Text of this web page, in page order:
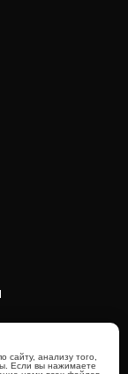
анализу того,
Если вы нажимаете